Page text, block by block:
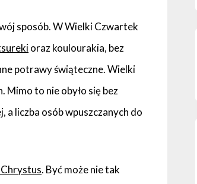
sposób. W Wielki Czwartek
oraz koulourakia, bez
potrawy świąteczne. Wielki
Mimo to nie obyło się bez
a liczba osób wpuszczanych do
. Być może nie tak